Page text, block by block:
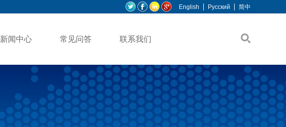
English Pусский 简中
新闻中心 常见问答 联系我们